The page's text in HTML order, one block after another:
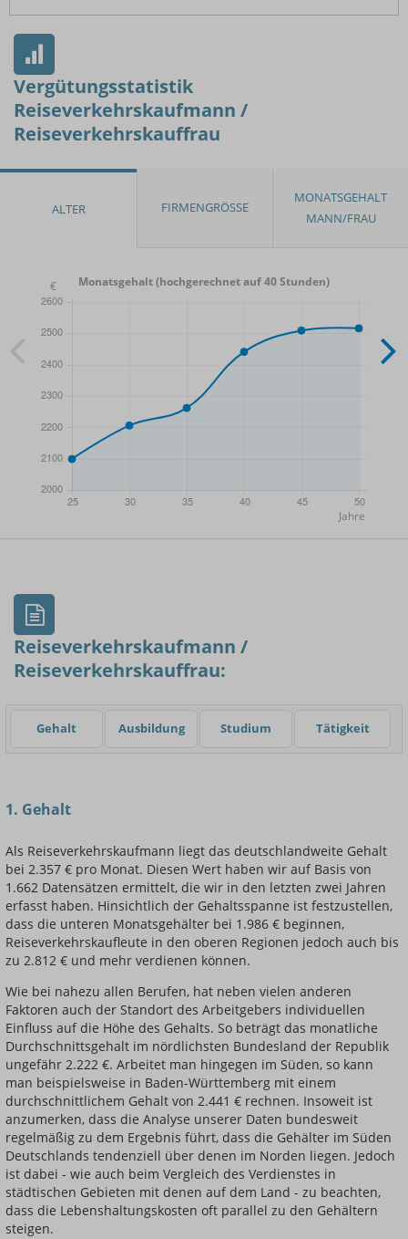
Vergütungsstatistik
Reiseverkehrskaufmann /
Reiseverkehrskauffrau
Monatsgehalt (hochgerechnet auf 40 Stunden)
Einsteigerin / Einsteiger
Reiseverkehrskaufmann /
Reiseverkehrskauffrau:
Gehalt Ausbildung Studium Tätigkeit
1. Gehalt
Als Reiseverkehrskaufmann liegt das deutschlandweite Gehalt
bei 2.357 € pro Monat. Diesen Wert haben wir auf Basis von
1.662 Datensätzen ermittelt, die wir in den letzten zwei Jahren
erfasst haben. Hinsichtlich der Gehaltsspanne ist festzustellen,
dass die unteren Monatsgehälter bei 1.986 € beginnen,
Reiseverkehrskaufleute in den oberen Regionen jedoch auch bis
zu 2.812 € und mehr verdienen können.
Wie bei nahezu allen Berufen, hat neben vielen anderen
Faktoren auch der Standort des Arbeitgebers individuellen
Einfluss auf die Höhe des Gehalts. So beträgt das monatliche
Durchschnittsgehalt im nördlichsten Bundesland der Republik
ungefähr 2.222 €. Arbeitet man hingegen im Süden, so kann
man beispielsweise in Baden-Württemberg mit einem
durchschnittlichem Gehalt von 2.441 € rechnen. Insoweit ist
anzumerken, dass die Analyse unserer Daten bundesweit
regelmäßig zu dem Ergebnis führt, dass die Gehälter im Süden
Deutschlands tendenziell über denen im Norden liegen. Jedoch
ist dabei - wie auch beim Vergleich des Verdienstes in
städtischen Gebieten mit denen auf dem Land - zu beachten,
dass die Lebenshaltungskosten oft parallel zu den Gehältern
steigen.